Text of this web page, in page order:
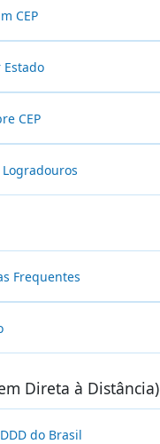
CEP
Estado
CEP
Frequentes
Direta à Distância)
do Brasil